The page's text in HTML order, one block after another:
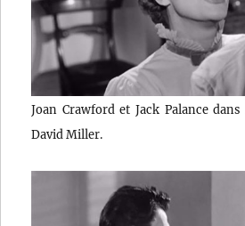
Joan Crawford et Jack Palance dans
David Miller.